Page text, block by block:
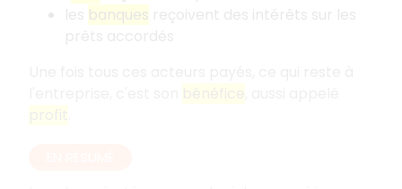
banques